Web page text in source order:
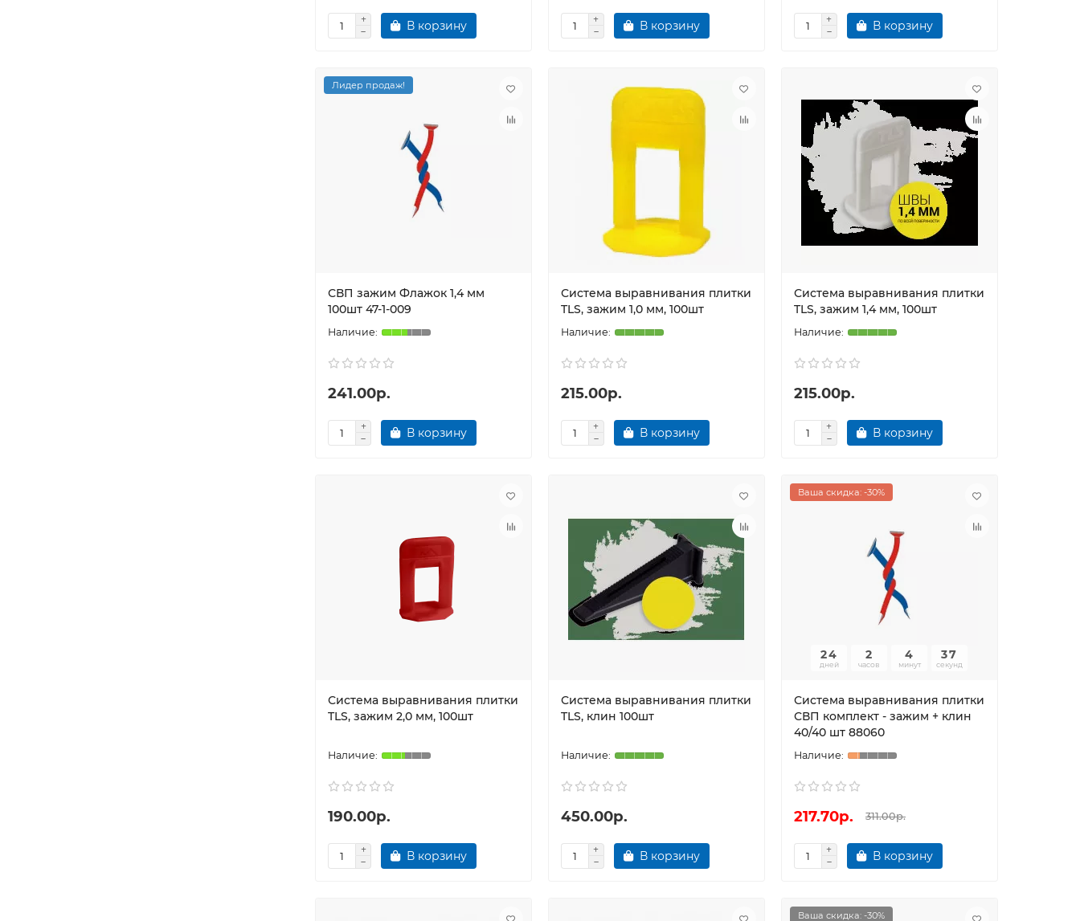
В корзину В корзину В корзину
Лидер продаж!
СВП зажим Флажок 1,4 мм
100шт 47-1-009
241.00р.
В корзину
Система выравнивания плитки
TLS, зажим 1,0 мм, 100шт
215.00р.
В корзину
Система выравнивания плитки
TLS, зажим 1,4 мм, 100шт
215.00р.
В корзину
Система выравнивания плитки
TLS, зажим 2,0 мм, 100шт
190.00р.
В корзину
Система выравнивания плитки
TLS, клин 100шт
450.00р.
В корзину
Ваша скидка: -30%
24
дней
2
часов
4
минут
36
секунд
Система выравнивания плитки
СВП комплект - зажим + клин
40/40 шт 88060
217.70р. 311.00р.
В корзину
Ваша скидка: -30%